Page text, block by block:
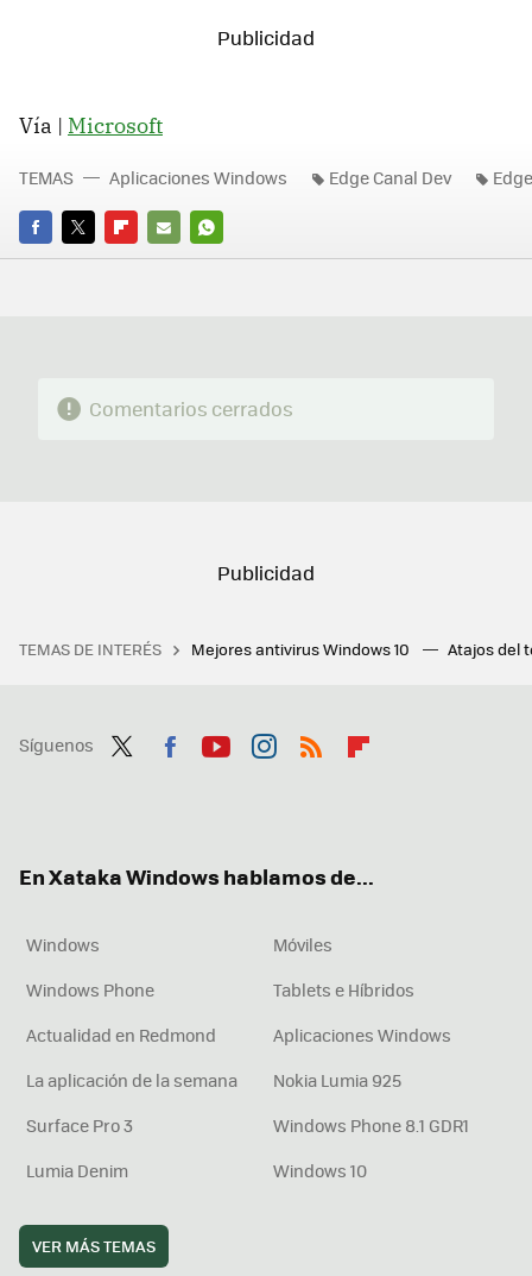
Vía | Microsoft
FACEBOOK
TWITTERFLIPBOARD
E-
WHATSAPP
TEMAS Aplicaciones Windows Edge Canal Dev
Comentarios cerrados
TEMAS DE INTERÉS Mejores antivirus Windows 10 Atajos del
Síguenos
En Xataka Windows hablamos de...
Windows
Móviles
Windows Phone
Tablets e Híbridos
Actualidad en Redmond
Aplicaciones Windows
La aplicación de la semana
Nokia Lumia 925
Surface Pro 3
Windows Phone 8.1 GDR1
Lumia Denim
Windows 10
VER MÁS TEMAS